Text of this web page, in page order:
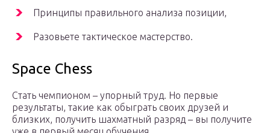
Принципы правильного анализа позиции,
Разовьете тактическое мастерство.
Space Chess
Стать чемпионом – упорный труд. Но первые
результаты, такие как обыграть своих друзей и
близких, получить шахматный разряд – вы получите